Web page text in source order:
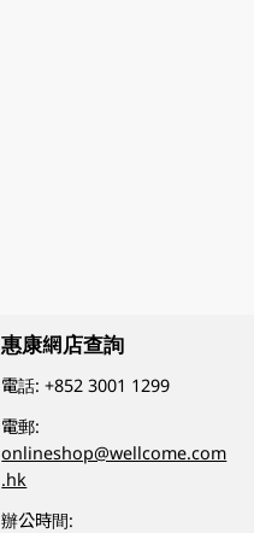
惠康網店查詢
電話:+852 3001 1299
電郵:
onlineshop@wellcome.com
.hk
辦公時間: